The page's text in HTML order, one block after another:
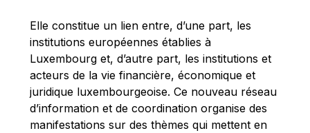
Mireille Delmas-Marty
Nobuo Tanaka
Otmar Issing
Paolo Mengozzi
Paschal Donohoe
Elle constitue un lien entre, d’une part, les
institutions européennes établies à
Luxembourg et, d’autre part, les institutions et
acteurs de la vie financière, économique et
juridique luxembourgeoise. Ce nouveau réseau
d’information et de coordination organise des
manifestations sur des thèmes qui mettent en